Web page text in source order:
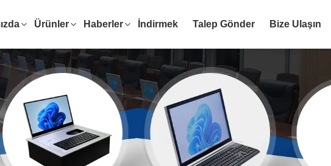
Ürünler Haberler İndirmek Talep Gönder Bize Ulaşın